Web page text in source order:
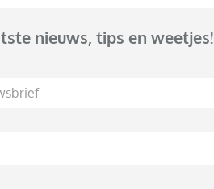
nieuws, tips en weetjes!